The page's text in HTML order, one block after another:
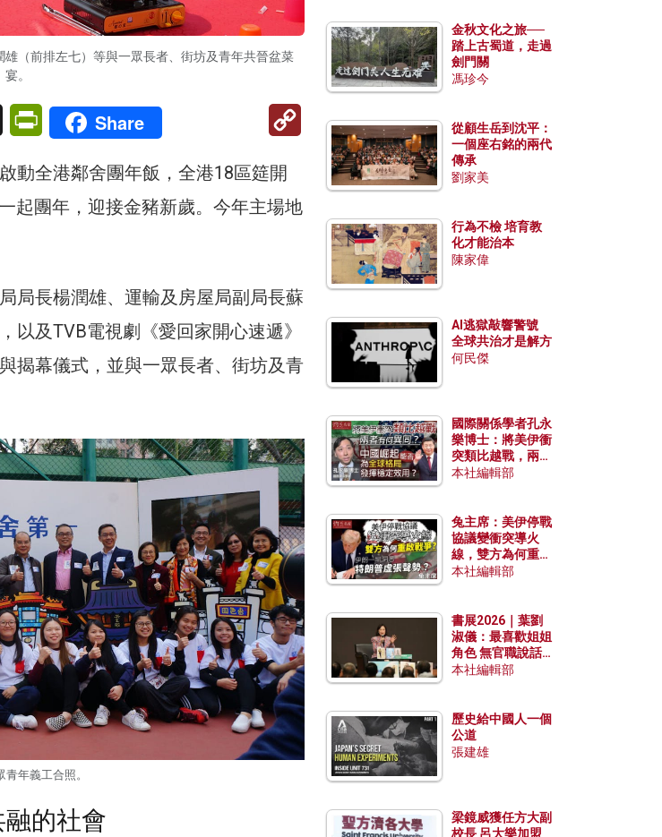
（前排左七）等與一眾長者、街坊及青年共晉盆菜
宴。
X PrintFriendly
Share
Link
動全港鄰舍團年飯，全港18區筵開
起團年，迎接金豬新歲。今年主場地
局長楊潤雄、運輸及房屋局副局長蘇
以及TVB電視劇《愛回家開心速遞》
揭幕儀式，並與一眾長者、街坊及青
青年義工合照。
的社會
金秋文化之旅──
踏上古蜀道，走過
劍門關
馮珍今
從顧生岳到沈平：
一個座右銘的兩代
傳承
劉家美
行為不檢 培育教
化才能治本
陳家偉
AI逃獄敲響警號
全球共治才是解方
何民傑
國際關係學者孔永
樂博士：將美伊衝
突類比越戰，兩者
有何異同？中國崛
本社編輯部
兔主席：美伊停戰
協議變衝突導火
線，雙方為何重啟
戰爭？伊朗一早洞
本社編輯部
書展2026｜葉劉
淑儀：最喜歡姐姐
角色 無官職說話
包袱少
本社編輯部
歷史給中國人一個
公道
張建雄
梁鏡威獲任方大副
校長 呂大樂加盟